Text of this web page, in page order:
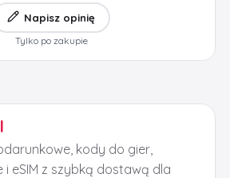
Napisz opinię
Tylko po zakupie
kody do gier,
eSIM z szybką dostawą dla